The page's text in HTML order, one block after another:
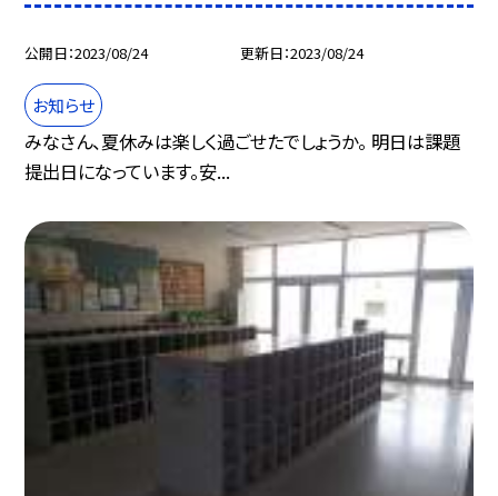
公開日 2023/08/24 更新日 2023/08/24
お知らせ
みなさん、夏休みは楽しく過ごせたでしょうか。 明日は課題
提出日になっています。安...